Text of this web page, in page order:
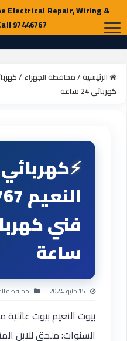
الرئيسية/محافظة الجهراء /
كهربائي 24 ساعة
ساعة
15 مايو، 2024 محافظة
بيوت النعيم بيوت
السنوات: ملحق للابن